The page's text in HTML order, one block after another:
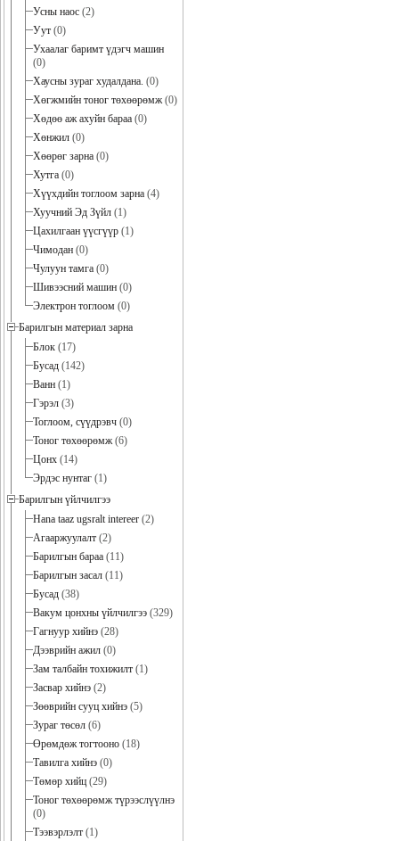
Усны наос (2)
Уут (0)
Ухаалаг баримт үдэгч машин
(0)
Хаусны зураг худалдана. (0)
Хөгжмийн тоног төхөөрөмж(0)
Хөдөө аж ахуйн бараа (0)
Хөнжил (0)
Хөөрөг зарна (0)
Хутга (0)
Хүүхдийн тоглоом зарна (4)
Хуучний Эд Зүйл (1)
Цахилгаан үүсгүүр (1)
Чимодан (0)
Чулуун тамга (0)
Шивээсний машин (0)
Электрон тоглоом (0)
Барилгын материал зарна
Блок (17)
Бусад (142)
Ванн (1)
Гэрэл (3)
Тоглоом, сүүдрэвч (0)
Тоног төхөөрөмж(6)
Цонх (14)
Эрдэс нунтаг (1)
Барилгын үйлчилгээ
Hana taaz ugsralt intereer (2)
Агааржуулалт (2)
Барилгын бараа (11)
Барилгын засал (11)
Бусад (38)
Вакум цонхны үйлчилгээ (329)
Гагнуур хийнэ (28)
Дээврийн ажил (0)
Зам талбайн тохижилт (1)
Засвар хийнэ (2)
Зөөврийн сууц хийнэ (5)
Зураг төсөл (6)
Өрөмдөж тогтооно (18)
Тавилга хийнэ (0)
Төмөр хийц (29)
Тоног төхөөрөмж түрээслүүлнэ
(0)
Тээвэрлэлт (1)